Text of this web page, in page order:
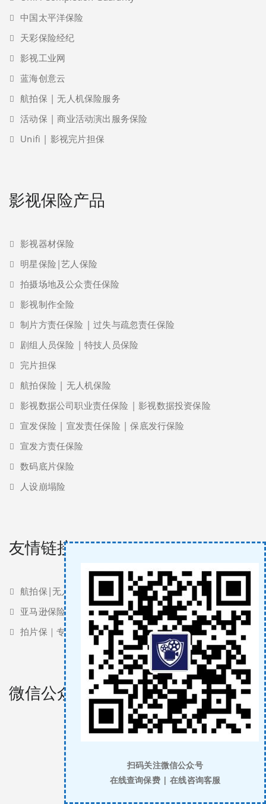
中国太平洋保险
天彩保险经纪
影视工业网
蓝海创意云
航拍保 | 无人机保险服务
活动保 | 商业活动演出服务保险
Unifi | 影视完片担保
影视保险产品
影视器材保险
明星保险|艺人保险
拍摄场地及公众责任保险
影视制作全险
制片方责任保险 | 过失与疏忽责任保险
剧组人员保险 | 特技人员保险
完片担保
航拍保险 | 无人机保险
影视数据公司职业责任保险 | 影视数据投资保险
宣发保险 | 宣发责任保险 | 保底发行保险
宣发方责任保险
数码底片保险
人设崩塌险
友情链接
航拍保|无人机保险
亚马逊保险 | 亚马逊责任险
拍片保｜专业影视保险服务商
微信公众号
扫码关注微信公众号
在线查询保费 | 在线咨询客服